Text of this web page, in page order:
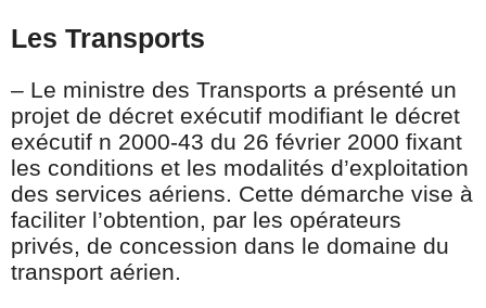
Les Transports
– Le ministre des Transports a présenté un
projet de décret exécutif modifiant le décret
exécutif n 2000-43 du 26 février 2000 fixant
les conditions et les modalités d’exploitation
des services aériens. Cette démarche vise à
faciliter l’obtention, par les opérateurs
privés, de concession dans le domaine du
transport aérien.